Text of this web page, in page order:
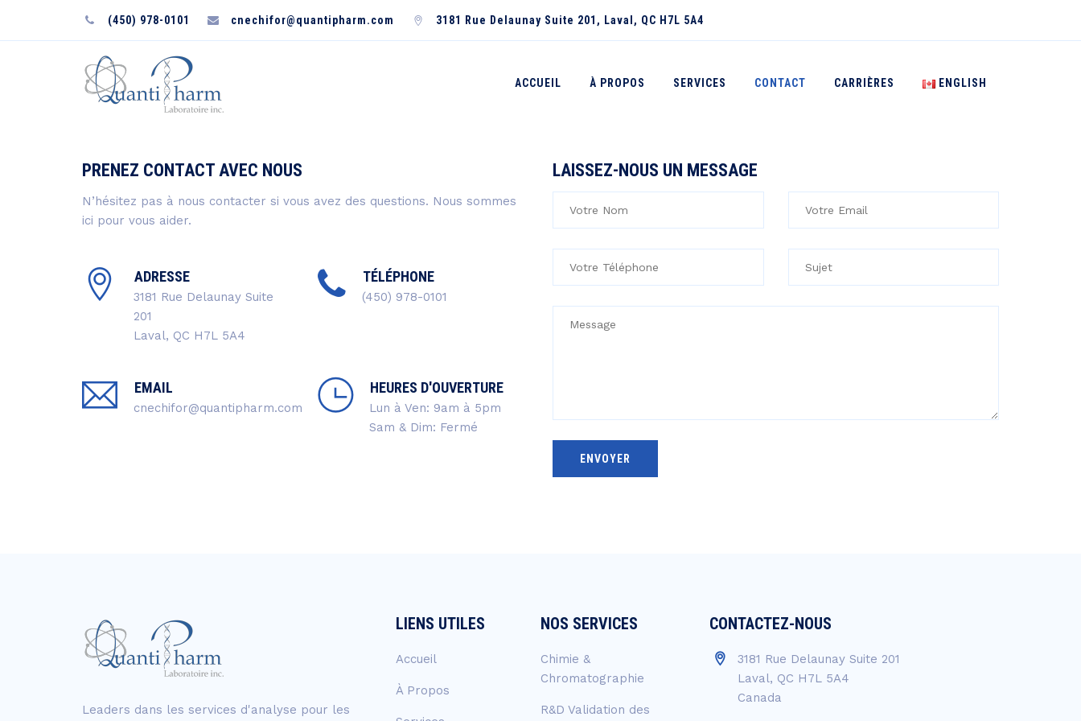
(450) 978-0101 cnechifor@quantipharm.com 3181 Rue Delaunay Suite 201, Laval, QC H7L 5A4
ACCUEIL À PROPOS SERVICES CONTACT CARRIÈRES ENGLISH
PRENEZ CONTACT AVEC NOUS
N’hésitez pas à nous contacter si vous avez des questions. Nous sommes
ici pour vous aider.
ADRESSE
3181 Rue Delaunay Suite
201
Laval, QC H7L 5A4
TÉLÉPHONE
(450) 978-0101
EMAIL
cnechifor@quantipharm.com
HEURES D'OUVERTURE
Lun à Ven: 9am à 5pm
Sam & Dim: Fermé
LAISSEZ-NOUS UN MESSAGE
Leaders dans les services d'analyse pour les
LIENS UTILES
Accueil
À Propos
NOS SERVICES
Chimie &
Chromatographie
R&D Validation des
CONTACTEZ-NOUS
3181 Rue Delaunay Suite 201
Laval, QC H7L 5A4
Canada